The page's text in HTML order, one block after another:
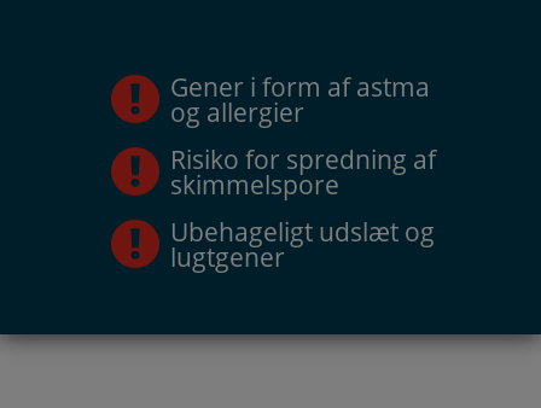
Gener i form af astma
og allergier
Risiko for spredning af
skimmelspore
Ubehageligt udslæt og
lugtgener